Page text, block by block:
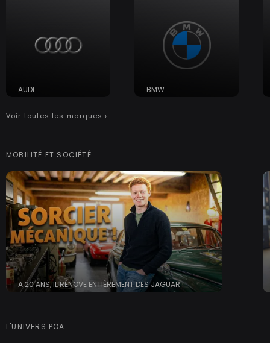
AUDI BMW
Voir toutes les marques ›
MOBILITÉ ET SOCIÉTÉ
A 20 ANS, IL RÉNOVE ENTIÈREMENT DES JAGUAR !
L'UNIVERS POA